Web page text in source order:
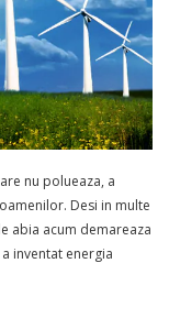
nu polueaza, a
Desi in multe
abia acum demareaza
inventat energia